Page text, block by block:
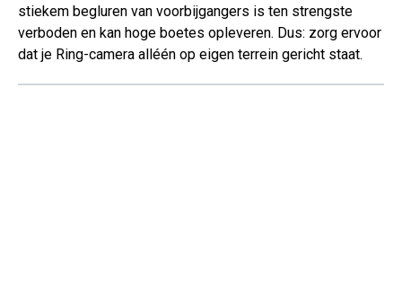
stiekem begluren van voorbijgangers is ten strengste
verboden en kan hoge boetes opleveren. Dus: zorg ervoor
dat je Ring-camera alléén op eigen terrein gericht staat.